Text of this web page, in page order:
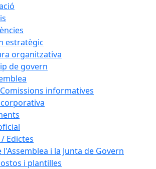
estratègic
organitzativa
de govern
informatives
Edictes
l'Assemblea i la Junta de Govern
i plantilles